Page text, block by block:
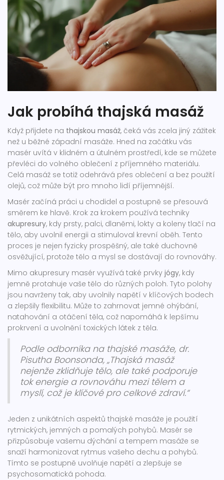
Jak probíhá thajská masáž
Když přijdete na thajskou masáž, čeká vás zcela jiný zážitek
než u běžné západní masáže. Hned na začátku vás
masér uvítá v klidném a útulném prostředí, kde se můžete
převléci do volného oblečení z příjemného materiálu.
Celá masáž se totiž odehrává přes oblečení a bez použití
olejů, což může být pro mnoho lidí příjemnější.
Masér začíná práci u chodidel a postupně se přesouvá
směrem ke hlavě. Krok za krokem používá techniky
akupresury, kdy prsty, palci, dlaněmi, lokty a koleny tlačí na
tělo, aby uvolnil energii a stimuloval krevní oběh. Tento
proces je nejen fyzicky prospěšný, ale také duchovně
osvěžující, protože tělo a mysl se dostávají do rovnováhy.
Mimo akupresury masér využívá také prvky jógy, kdy
jemně protahuje vaše tělo do různých poloh. Tyto polohy
jsou navrženy tak, aby uvolnily napětí v klíčových bodech
a zlepšily flexibilitu. Může to zahrnovat jemné ohýbání,
natahování a otáčení těla, což napomáhá k lepšímu
prokrvení a uvolnění toxických látek z těla.
Podle odborníka na thajské masáže, dr.
Pisutha Boonsonda, „Thajská masáž
nejenže zklidňuje tělo, ale také podporuje
tok energie a rovnováhu mezi tělem a
myslí, což je klíčové pro celkové zdraví.“
Jeden z unikátních aspektů thajské masáže je použití
rytmických, jemných a pomalých pohybů. Masér se
přizpůsobuje vašemu dýchání a tempem masáže se
snaží harmonizovat rytmus vašeho dechu a pohybů.
Tímto se postupně uvolňuje napětí a zlepšuje se
psychosomatická pohoda.